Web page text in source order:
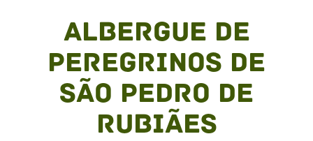
Albergue de
Peregrinos de
São Pedro de
Rubiães